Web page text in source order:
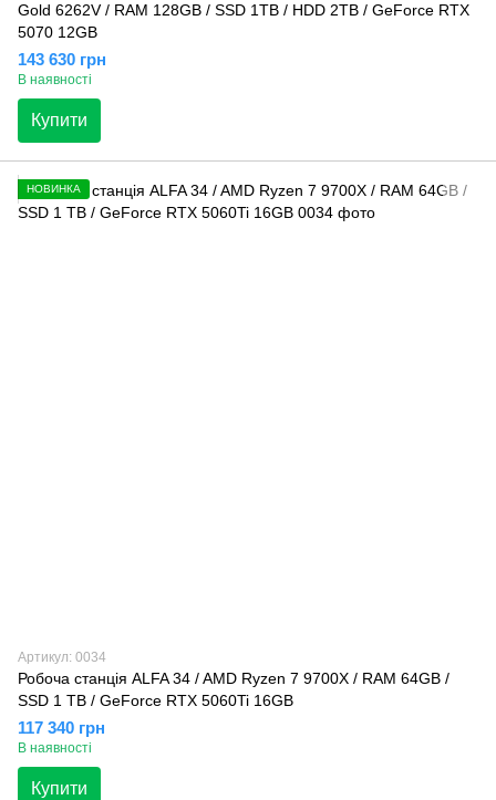
Gold 6262V / RAM 128GB / SSD 1TB / HDD 2TB / GeForce RTX
5070 12GB
143 630 грн
В наявності
Купити
НОВИНКА
Артикул: 0034
Робоча станція ALFA 34 / AMD Ryzen 7 9700X / RAM 64GB /
SSD 1 TB / GeForce RTX 5060Ti 16GB
117 340 грн
В наявності
Купити